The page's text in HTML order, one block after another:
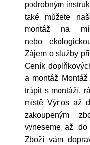
podrobným
také můžete
montáž na
nebo
Zájem o služby
Ceník
a montáž
trápit s montáží,
místě Výnos až
zakoupeným
vyneseme až
Zboží vám